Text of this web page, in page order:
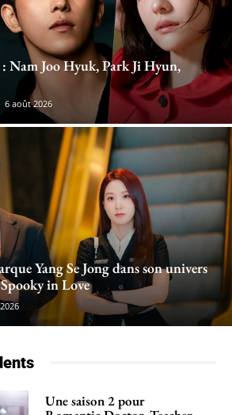
Nam Joo Hyuk, Park Ji Hyun,
6 août 2026
Yang Se Jong dans son univers
in Love
Une saison 2 pour